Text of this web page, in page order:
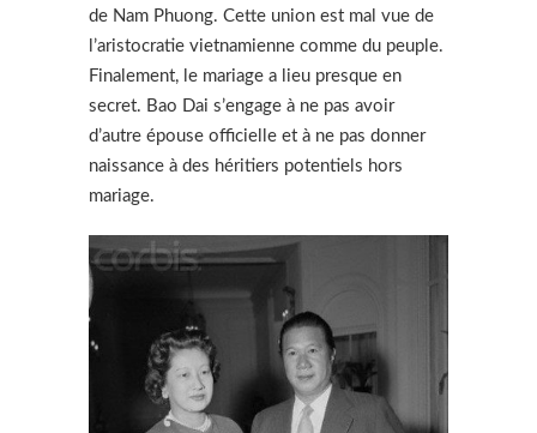
de Nam Phuong. Cette union est mal vue de
l’aristocratie vietnamienne comme du peuple.
Finalement, le mariage a lieu presque en
secret. Bao Dai s’engage à ne pas avoir
d’autre épouse officielle et à ne pas donner
naissance à des héritiers potentiels hors
mariage.